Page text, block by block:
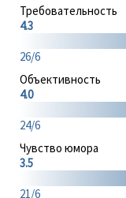
Требовательность
4.3
26/6
Объективность
4.0
24/6
Чувство юмора
3.5
21/6